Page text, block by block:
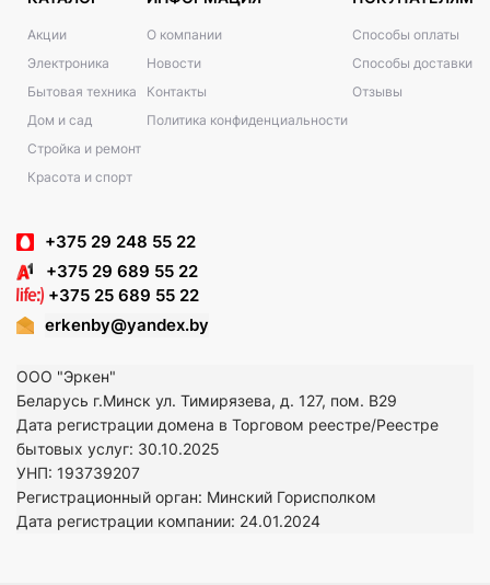
Акции
Электроника
Бытовая техника
Дом и сад
Стройка и ремонт
Красота и спорт
О компании
Новости
Контакты
Политика конфиденциальности
Способы оплаты
Способы доставки
Отзывы
+375 29 248 55 22
+375 29 689 55 22
+375 25 689 55 22
erkenby@yandex.by
ООО "Эркен"
Беларусь г.Минск ул. Тимирязева, д. 127, пом. В29
Дата регистрации домена в Торговом реестре/Реестре
бытовых услуг: 30.10.2025
УНП: 193739207
Регистрационный орган: Минский Горисполком
Дата регистрации компании: 24.01.2024